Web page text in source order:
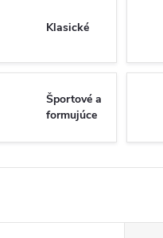
Klasické
Športové a
formujúce